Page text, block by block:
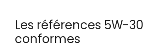
Les références 5W-30
conformes